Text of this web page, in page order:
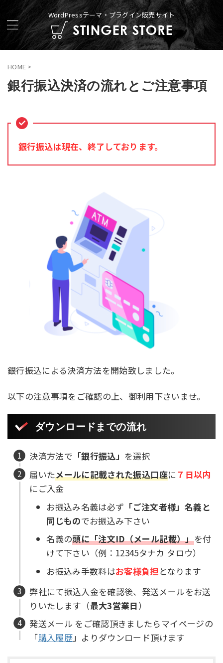
WordPressテーマ・プラグイン販売サイト
HOME >
銀行振込決済の流れとご注意事項
銀行振込は現在、終了しております。
銀行振込による決済方法を開始致しました。
以下の注意事項をご確認の上、御利用下さいませ。
ダウンロードまでの流れ
決済方法で 「銀行振込」 を選択
届いたメールに記載された振込口座に ７日以内
にご入金
お振込み名義は必ず 「ご注文者様」名義と
同じものでお振込み下さい
名義の頭に「注文ID（メール記載）」を付
けて下さい（例：12345タナカ タロウ）
お振込み手数料はお客様負担 となります
弊社にて振込入金を確認後、発送メールをお送
りいたします（最大3営業日）
発送メール をご確認頂きましたらマイページの
「購入履歴」よりダウンロード頂けます